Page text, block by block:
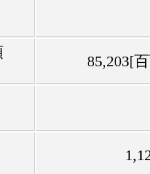
85,203[